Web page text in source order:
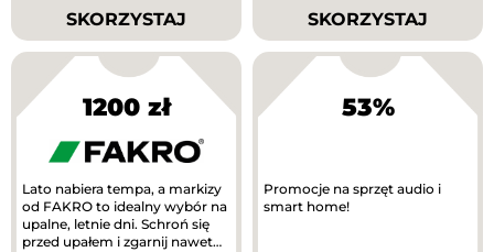
SKORZYSTAJ SKORZYSTAJ
1200 zł
Lato nabiera tempa, a markizy
od FAKRO to idealny wybór na
upalne, letnie dni. Schroń się
przed upałem i zgarnij nawet
53%
Promocje na sprzęt audio i
smart home!